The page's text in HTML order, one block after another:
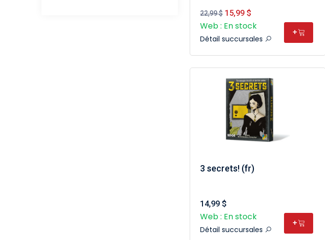
22,99 $ 15,99 $
Web : En stock
Détail succursales
+
3 secrets! (fr)
14,99 $
Web : En stock
Détail succursales
+